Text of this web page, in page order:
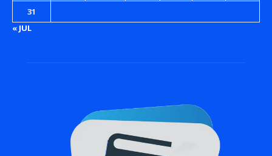
31
« JUL